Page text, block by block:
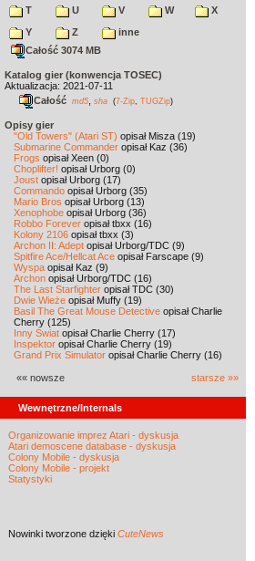
T
U V W
X
Y
Z
inne
Całość 3074 MB
Katalog gier (konwencja TOSEC)
Aktualizacja: 2021-07-11
Całość md5 sha (7-Zip TUGZip)
Opisy gier
"Old Towers" (Atari ST) opisał Misza (19)
Submarine Commander opisał Kaz (36)
Frogs opisał Xeen (0)
Choplifter! opisał Urborg (0)
Joust opisał Urborg (17)
Commando opisał Urborg (35)
Mario Bros opisał Urborg (13)
Xenophobe opisał Urborg (36)
Robbo Forever opisał tbxx (16)
Kolony 2106 opisał tbxx (3)
Archon II: Adept opisał Urborg/TDC (9)
Spitfire Ace/Hellcat Ace opisał Farscape (9)
Wyspa opisał Kaz (9)
Archon opisał Urborg/TDC (16)
The Last Starfighter opisał TDC (30)
Dwie Wieże opisał Muffy (19)
Basil The Great Mouse Detective opisał Charlie
Cherry (125)
Inny Świat opisał Charlie Cherry (17)
Inspektor opisał Charlie Cherry (19)
Grand Prix Simulator opisał Charlie Cherry (16)
«« nowsze starsze »»
Wewnętrzne/Internals
Organizowanie imprez Atari - dyskusja
Atari demoscene database - dyskusja
Colony Mobile - dyskusja
Colony Mobile - projekt
Statystyki
Nowinki tworzone dzięki CuteNews